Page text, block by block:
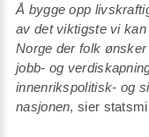
Å bygge opp
av det viktigste vi
Norge der folk
jobb- og
innenrikspolitisk- og
nasjonen, sier